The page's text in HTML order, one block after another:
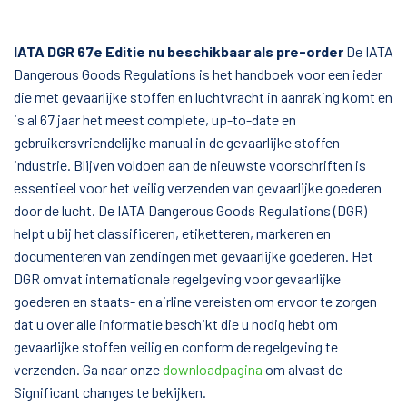
IATA DGR 67e Editie nu beschikbaar als pre-order De IATA
Dangerous Goods Regulations is het handboek voor een ieder
die met gevaarlijke stoffen en luchtvracht in aanraking komt en
is al 67 jaar het meest complete, up-to-date en
gebruikersvriendelijke manual in de gevaarlijke stoffen-
industrie. Blijven voldoen aan de nieuwste voorschriften is
essentieel voor het veilig verzenden van gevaarlijke goederen
door de lucht. De IATA Dangerous Goods Regulations (DGR)
helpt u bij het classificeren, etiketteren, markeren en
documenteren van zendingen met gevaarlijke goederen. Het
DGR omvat internationale regelgeving voor gevaarlijke
goederen en staats- en airline vereisten om ervoor te zorgen
dat u over alle informatie beschikt die u nodig hebt om
gevaarlijke stoffen veilig en conform de regelgeving te
verzenden. Ga naar onzedownloadpagina om alvast de
Significant changes te bekijken.